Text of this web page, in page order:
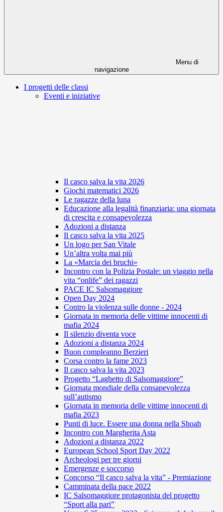
Menu di
navigazione
I progetti delle classi
Eventi e iniziative
Il casco salva la vita 2026
Giochi matematici 2026
Le ragazze della luna
Educazione alla legalità finanziaria: una giornata
di crescita e consapevolezza
Adozioni a distanza
Il casco salva la vita 2025
Un logo per San Vitale
Un’altra volta mai più
La «Marcia dei bruchi»
Incontro con la Polizia Postale: un viaggio nella
vita “onlife” dei ragazzi
PACE IC Salsomaggiore
Open Day 2024
Contro la violenza sulle donne - 2024
Giornata in memoria delle vittime innocenti di
mafia 2024
Il silenzio diventa voce
Adozioni a distanza 2024
Buon compleanno Berzieri
Corsa contro la fame 2023
Il casco salva la vita 2023
Progetto “Laghetto di Salsomaggiore”
Giornata mondiale della consapevolezza
sull’autismo
Giornata in memoria delle vittime innocenti di
mafia 2023
Punti di luce. Essere una donna nella Shoah
Incontro con Margherita Asta
Adozioni a distanza 2022
European School Sport Day 2022
Archeologi per tre giorni
Emergenze e soccorso
Concorso “Il casco salva la vita” - Premiazione
Camminata della pace 2022
IC Salsomaggiore protagonista del progetto
“Sport alla pari”